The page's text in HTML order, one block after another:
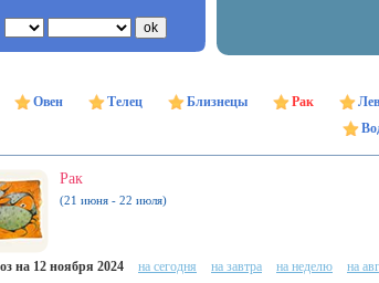
Овен Телец Близнецы Рак Лев
Рак
(21 июня - 22 июля)
на 12 ноября 2024 на сегодня на завтра на неделю на